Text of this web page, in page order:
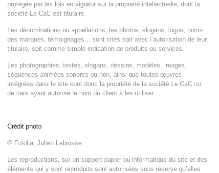
protégée par les lois en vigueur sur la propriété intellectuelle, dont la
société Le-CaC est titulaire.
Les dénominations ou appellations, les photos, slogans, logos, noms
des marques, témoignages… sont cités soit avec l’autorisation de leur
titulaire, soit comme simple indication de produits ou services.
Les photographies, textes, slogans, dessins, modèles, images,
séquences animées sonores ou non, ainsi que toutes œuvres
intégrées dans le site sont donc la propriété de la société Le CaC ou
de tiers ayant autorisé le nom du client à les utiliser.
Crédit photo
© Fotolia, Julien Labrosse
Les reproductions, sur un support papier ou informatique du site et des
éléments qui y sont reproduits sont autorisées sous réserve qu’elles